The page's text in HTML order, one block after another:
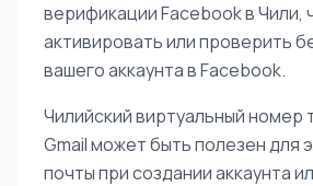
верификации Facebook в Чили,
активировать или проверить
вашего аккаунта в Facebook.
Чилийский виртуальный номер
Gmail может быть полезен для
почты при создании аккаунта